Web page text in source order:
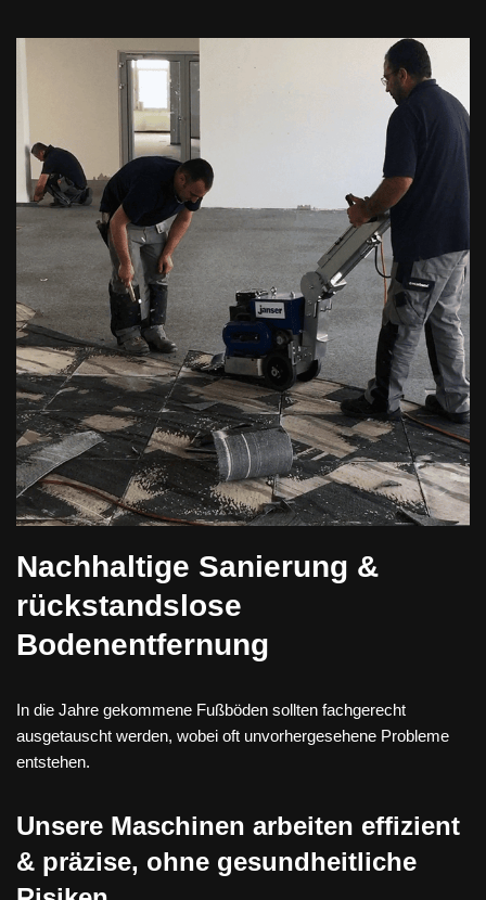
Nachhaltige Sanierung &
rückstandslose
Bodenentfernung
In die Jahre gekommene Fußböden sollten fachgerecht
ausgetauscht werden, wobei oft unvorhergesehene Probleme
entstehen.
Unsere Maschinen arbeiten effizient
& präzise, ohne gesundheitliche